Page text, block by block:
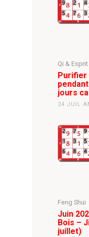
Qi & Esprit
Purifier
jours
24 JUIL
Feng Shui
Juin
Bois –
juillet)